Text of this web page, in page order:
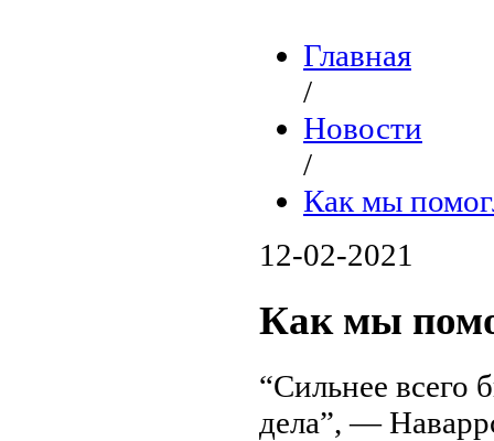
Главная
/
Новости
/
Как мы
12-02-2021
Как мы
“Сильнее всего
дела”, —